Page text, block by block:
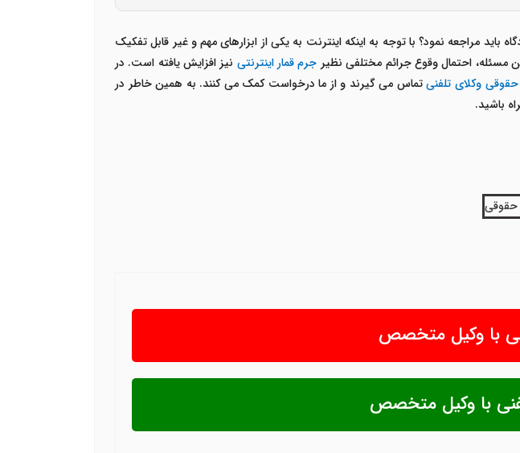
مراجعه نمود؟ با توجه به اینکه اینترنت به یکی از ابزارهای مهم و غیر قابل تفکیک
مسئله، احتمال وقوع جرائم مختلفی نظیر جرم قمار اینترنتی نیز افزایش یافته است. در
وکلای تلفنیتماس می گیرند و از ما درخواست کمک می کنند. به همین خاطر در
باشید.
با وکیل متخصص
با وکیل متخصص